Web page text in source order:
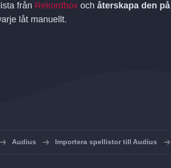
från Rekordbox och återskapa den på
låt manuellt.
Audius Importera spellistor till Audius